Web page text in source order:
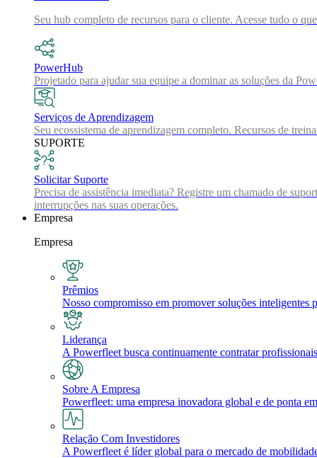
Seu hub completo de recursos para o cliente. Acesse tudo o
PowerHub
Projetado para ajudar sua equipe a dominar as soluções da
Serviços de Aprendizagem
Seu ecossistema de aprendizagem completo. Recursos de
SUPORTE
Solicitar Suporte
Precisa de assistência imediata? Registre um chamado de
interrupções nas suas operações.
Empresa
Empresa
Prêmios
Nosso compromisso em promover soluções
Liderança
A Powerfleet busca continuamente contratar
Sobre A Empresa
Powerfleet: uma empresa inovadora global e de ponta
Relação Com Investidores
A Powerfleet é líder global para o mercado de